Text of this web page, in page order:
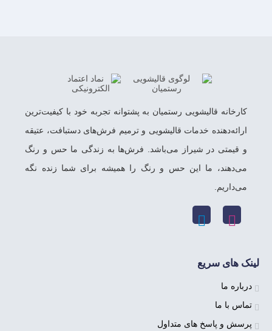
کارخانه قالیشویی رستمیان به پشتوانه تجربه خود با کیفیت‌ترین
ارائه‌دهنده خدمات قالیشویی و ترمیم فرش‌های دستبافت، عتیقه
و قیمتی در شیراز می‌باشد. فرش‌ها به زندگی ما حس و رنگ
می‌دهند، ما این حس و رنگ را همیشه برای شما زنده نگه
می‌داریم.
لینک های سریع
درباره ما
تماس با ما
پرسش و پاسخ های متداول